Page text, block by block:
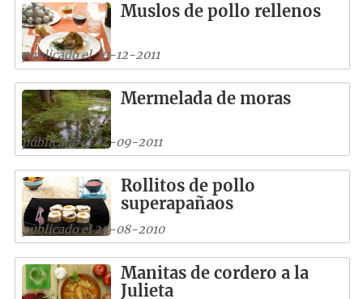
Muslos de pollo rellenos
publicado el 20-12-2011
Mermelada de moras
publicado el 04-09-2011
Rollitos de pollo
superapañaos
publicado el 25-08-2010
Manitas de cordero a la
Julieta